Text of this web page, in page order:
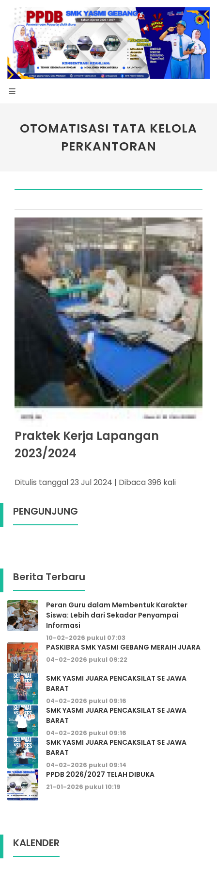
OTOMATISASI TATA KELOLA
PERKANTORAN
Praktek Kerja Lapangan
2023/2024
Ditulis tanggal 23 Jul 2024 | Dibaca 396 kali
PENGUNJUNG
Berita Terbaru
Peran Guru dalam Membentuk Karakter
Siswa: Lebih dari Sekadar Penyampai
Informasi
10-02-2026 pukul 07:03
PASKIBRA SMK YASMI GEBANG MERAIH JUARA
04-02-2026 pukul 09:22
SMK YASMI JUARA PENCAKSILAT SE JAWA
BARAT
04-02-2026 pukul 09:16
SMK YASMI JUARA PENCAKSILAT SE JAWA
BARAT
04-02-2026 pukul 09:16
SMK YASMI JUARA PENCAKSILAT SE JAWA
BARAT
04-02-2026 pukul 09:14
PPDB 2026/2027 TELAH DIBUKA
21-01-2026 pukul 10:19
KALENDER